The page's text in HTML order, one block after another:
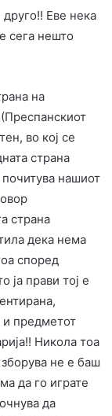
друго!! Еве нека
сега нешто
на
во кој се
страна
нашиот
страна
дека нема
според
ја прави тој е
и предметот
Никола тоа
не е баш
да го играте
да